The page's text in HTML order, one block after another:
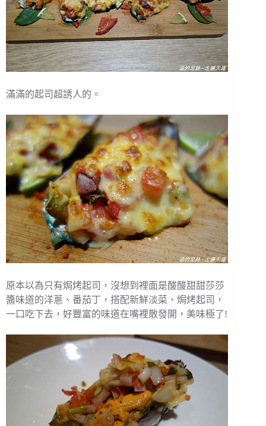
滿滿的起司超誘人的。
原本以為只有焗烤起司，沒想到裡面是酸酸甜甜莎莎
醬味道的洋蔥、番茄丁，搭配新鮮淡菜、焗烤起司，
一口吃下去，好豐富的味道在嘴裡散發開，美味極了!